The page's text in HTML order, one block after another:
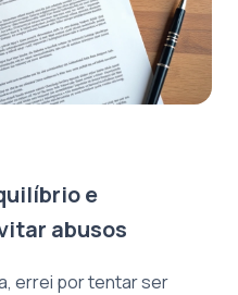
e
abusos
errei por tentar ser